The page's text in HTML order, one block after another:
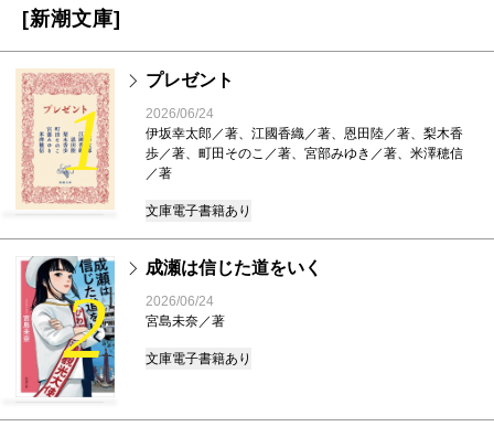
[新潮文庫]
1
プレゼント
2026/06/24
伊坂幸太郎／著、江國香織／著、恩田陸／著、梨木香
歩／著、町田そのこ／著、宮部みゆき／著、米澤穂信
／著
文庫電子書籍あり
2
成瀬は信じた道をいく
2026/06/24
宮島未奈／著
文庫電子書籍あり